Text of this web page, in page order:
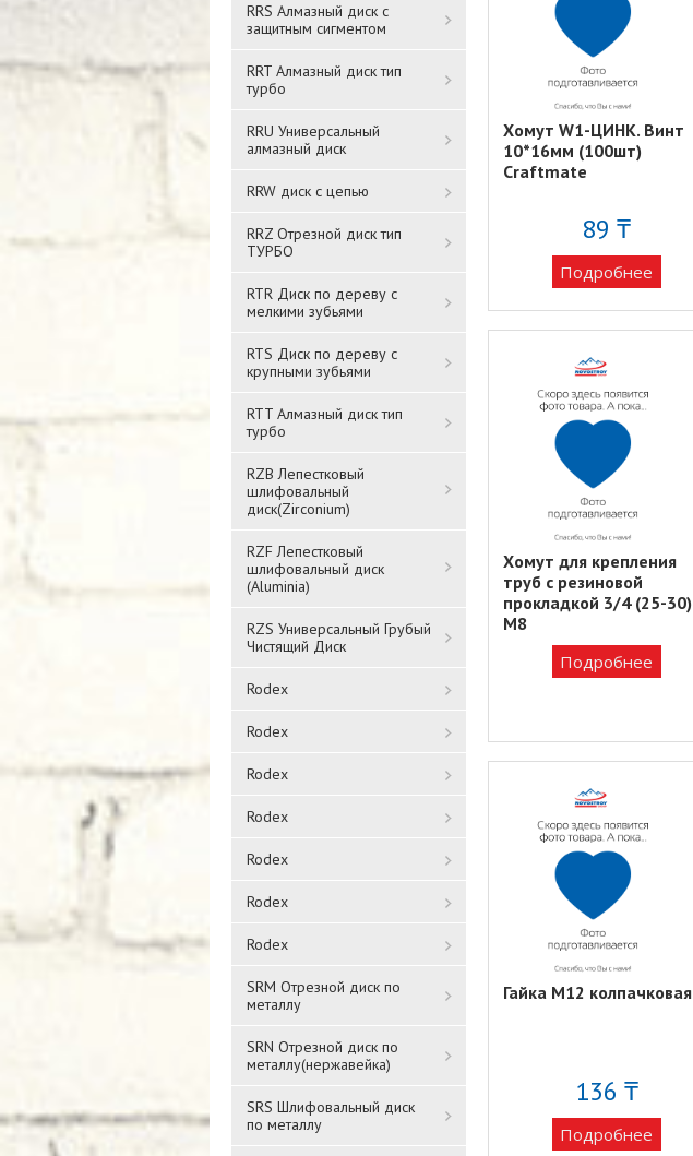
RRS Алмазный диск с
защитным сигментом
RRT Алмазный диск тип
турбо
RRU Универсальный
алмазный диск
RRW диск с цепью
RRZ Отрезной диск тип
ТУРБО
RTR Диск по дереву с
мелкими зубьями
RTS Диск по дереву с
крупными зубьями
RTT Алмазный диск тип
турбо
RZB Лепестковый
шлифовальный
диск(Zirconium)
RZF Лепестковый
шлифовальный диск
(Aluminia)
RZS Универсальный Грубый
Чистящий Диск
Rodex
Rodex
Rodex
Rodex
Rodex
Rodex
Rodex
SRM Отрезной диск по
металлу
SRN Отрезной диск по
металлу(нержавейка)
SRS Шлифовальный диск
по металлу
Хомут W1-ЦИНК. Винт
10*16мм (100шт)
Craftmate
89 ₸
Подробнее
Хомут для крепления
труб с резиновой
прокладкой 3/4 (25-30)
М8
Подробнее
Гайка М12 колпачковая
136 ₸
Подробнее